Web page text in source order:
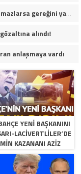
Trump’tan İran açıklaması: “Uygun davranmazlarsa gereğini yaparım”
alındı!
anlaşmaya vardı
YENI BAŞKANINI
LACIVERTLILER’DE
KAZANANI AZIZ
YILDIRIM OLDU